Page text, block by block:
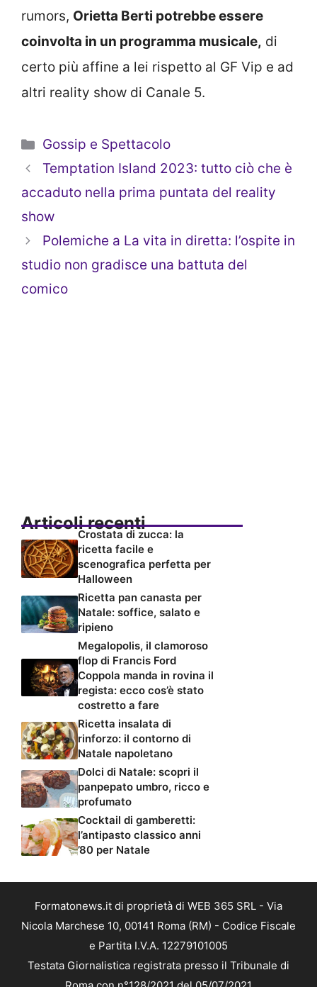
rumors, Orietta Berti potrebbe essere
coinvolta in un programma musicale, di
certo più affine a lei rispetto al GF Vip e ad
altri reality show di Canale 5.
Categorie
Gossip e Spettacolo
Temptation Island 2023: tutto ciò che è
accaduto nella prima puntata del reality
show
Polemiche a La vita in diretta: l’ospite in
studio non gradisce una battuta del
comico
Articoli recenti
Crostata di zucca: la
ricetta facile e
scenografica perfetta per
Halloween
Ricetta pan canasta per
Natale: soffice, salato e
ripieno
Megalopolis, il clamoroso
flop di Francis Ford
Coppola manda in rovina il
regista: ecco cos’è stato
costretto a fare
Ricetta insalata di
rinforzo: il contorno di
Natale napoletano
Dolci di Natale: scopri il
panpepato umbro, ricco e
profumato
Cocktail di gamberetti:
l’antipasto classico anni
’80 per Natale
Formatonews.it di proprietà di WEB 365 SRL - Via
Nicola Marchese 10, 00141 Roma (RM) - Codice Fiscale
e Partita I.V.A. 12279101005
Testata Giornalistica registrata presso il Tribunale di